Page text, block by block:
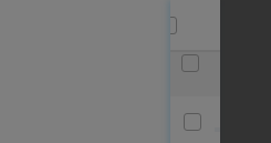
件，